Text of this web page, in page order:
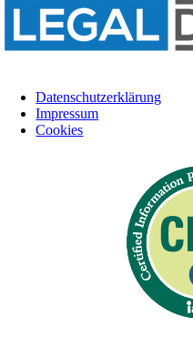
Datenschutzerklärung
Impressum
Cookies